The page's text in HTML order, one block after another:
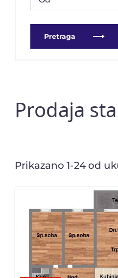
Pretraga
Prodaja
Prikazano 1-24 od